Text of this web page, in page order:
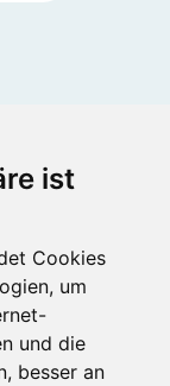
ist
Cookies
um
und die
besser an